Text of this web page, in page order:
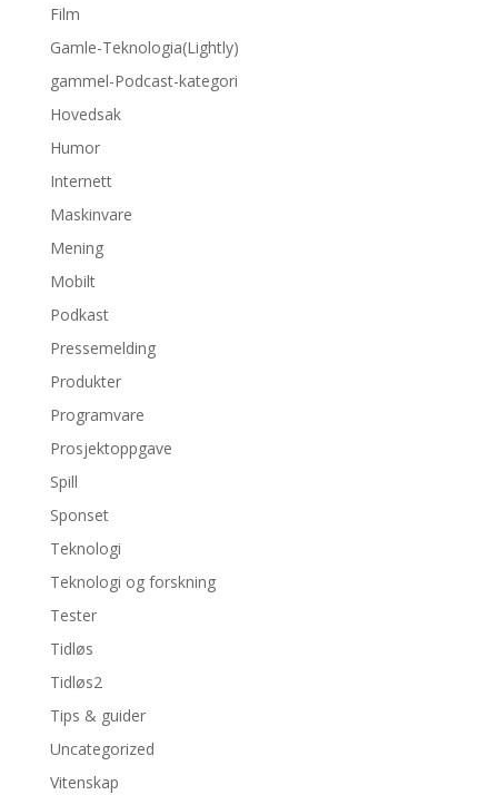
Film
Gamle-Teknologia(Lightly)
gammel-Podcast-kategori
Hovedsak
Humor
Internett
Maskinvare
Mening
Mobilt
Podkast
Pressemelding
Produkter
Programvare
Prosjektoppgave
Spill
Sponset
Teknologi
Teknologi og forskning
Tester
Tidløs
Tidløs2
Tips & guider
Uncategorized
Vitenskap